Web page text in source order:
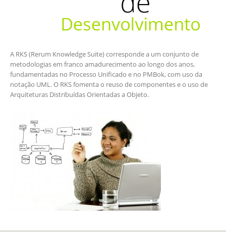
A RKS (Rerum Knowledge Suite) corresponde a um conjunto de
metodologias em franco amadurecimento ao longo dos anos,
fundamentadas no Processo Unificado e no PMBok, com uso da
notação UML. O RKS fomenta o reuso de componentes e o uso de
Arquiteturas Distribuídas Orientadas a Objeto.